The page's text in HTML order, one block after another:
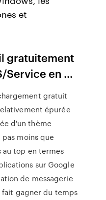
et
gratuitement
en ...
gratuit
épurée
d'un thème
moins que
au top en termes
sur Google
de messagerie
gagner du temps